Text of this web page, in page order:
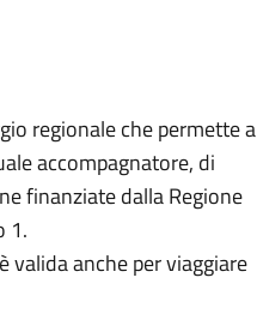
regionale che permette a
accompagnatore, di
finanziate dalla Regione
1.
valida anche per viaggiare